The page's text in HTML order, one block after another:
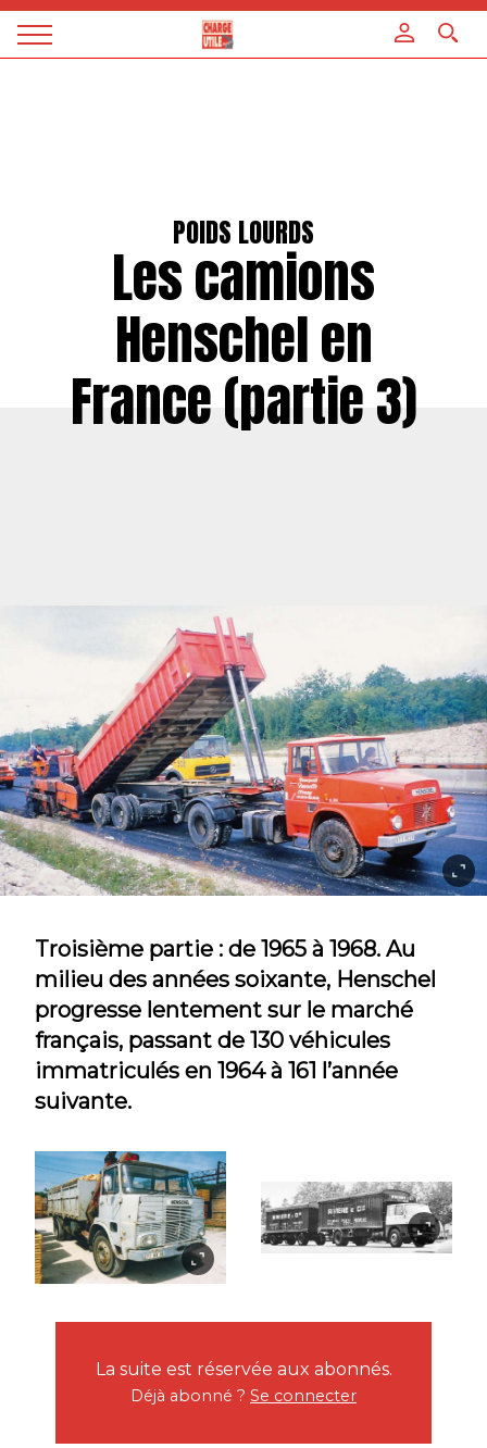
Magazine
POIDS LOURDS
Les camions
Henschel en
France (partie 3)
Troisième partie : de 1965 à 1968. Au
milieu des années soixante, Henschel
progresse lentement sur le marché
français, passant de 130 véhicules
immatriculés en 1964 à 161 l’année
suivante.
La suite est réservée aux abonnés.
Déjà abonné ? Se connecter
Panneau de gestion des cookies